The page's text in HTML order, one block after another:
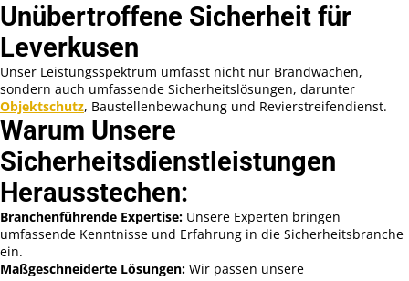
Unübertroffene Sicherheit für
Leverkusen
Unser Leistungsspektrum umfasst nicht nur Brandwachen,
sondern auch umfassende Sicherheitslösungen, darunter
Objektschutz, Baustellenbewachung und Revierstreifendienst.
Warum Unsere
Sicherheitsdienstleistungen
Herausstechen:
Branchenführende Expertise: Unsere Experten bringen
umfassende Kenntnisse und Erfahrung in die Sicherheitsbranche
ein.
Maßgeschneiderte Lösungen: Wir passen unsere